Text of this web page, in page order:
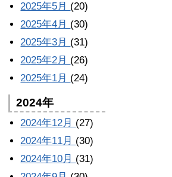
2025年5月 (20)
2025年4月 (30)
2025年3月 (31)
2025年2月 (26)
2025年1月 (24)
2024年
2024年12月 (27)
2024年11月 (30)
2024年10月 (31)